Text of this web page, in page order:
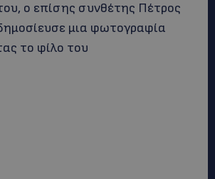
ο επίσης συνθέτης Πέτρος
μια φωτογραφία
το φίλο του